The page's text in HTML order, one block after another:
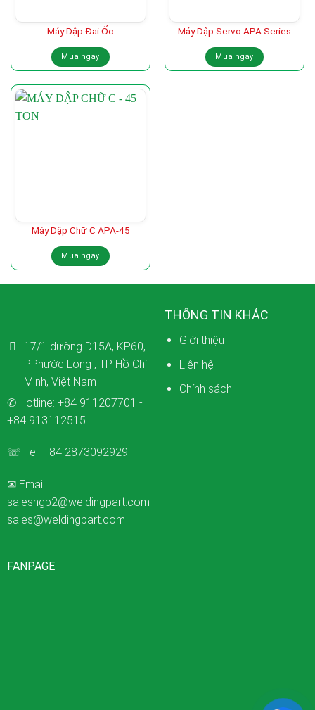
Máy Dập Đai Ốc
Mua ngay
Máy Dập Servo APA Series
Mua ngay
Máy Dập Chữ C APA-45
Mua ngay
17/1 đường D15A, KP60,
P.Phước Long , TP Hồ Chí
Minh, Việt Nam
✆ Hotline: +84 911207701 -
+84 913112515
☏ Tel: +84 2873092929
✉ Email:
saleshgp2@weldingpart.com -
sales@weldingpart.com
THÔNG TIN KHÁC
Giới thiệu
Liên hệ
Chính sách
FANPAGE